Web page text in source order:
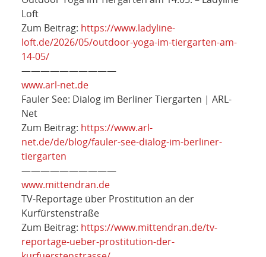
Loft
Zum Beitrag: https://www.ladyline-
loft.de/2026/05/outdoor-yoga-im-tiergarten-am-
14-05/
——————————
www.arl-net.de
Fauler See: Dialog im Berliner Tiergarten | ARL-
Net
Zum Beitrag: https://www.arl-
net.de/de/blog/fauler-see-dialog-im-berliner-
tiergarten
——————————
www.mittendran.de
TV-Reportage über Prostitution an der
Kurfürstenstraße
Zum Beitrag: https://www.mittendran.de/tv-
reportage-ueber-prostitution-der-